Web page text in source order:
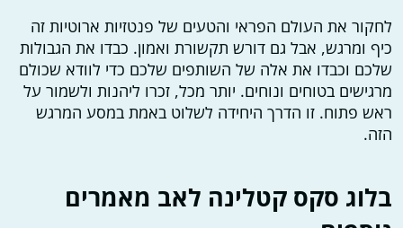
לחקור את העולם הפראי והטעים של פנטזיות ארוטיות זה
כיף ומרגש, אבל גם דורש תקשורת ואמון. כבדו את הגבולות
שלכם וכבדו את אלה של השותפים שלכם כדי לוודא שכולם
מרגישים בטוחים ונוחים. יותר מכל, זכרו ליהנות ולשמור על
ראש פתוח. זו הדרך היחידה לשלוט באמת במסע המרגש
הזה.
בלוג סקס קטלינה לאב מאמרים